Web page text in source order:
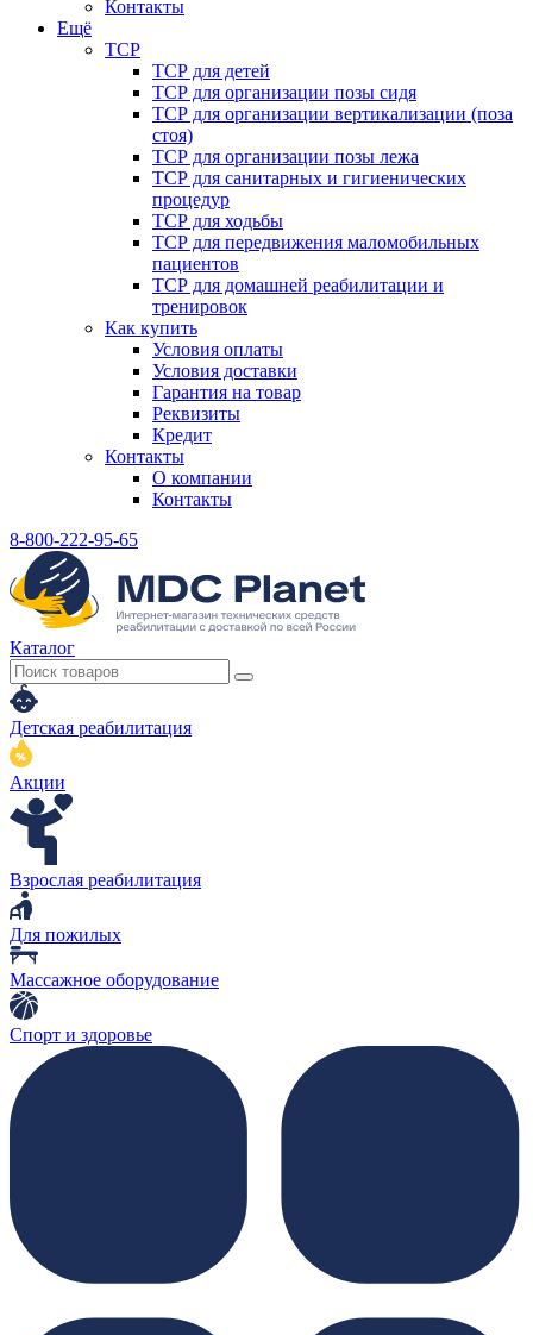
Контакты
Ещё
ТСР
ТСР для детей
ТСР для организации позы сидя
ТСР для организации вертикализации (поза
стоя)
ТСР для организации позы лежа
ТСР для санитарных и гигиенических
процедур
ТСР для ходьбы
ТСР для передвижения маломобильных
пациентов
ТСР для домашней реабилитации и
тренировок
Как купить
Условия оплаты
Условия доставки
Гарантия на товар
Реквизиты
Кредит
Контакты
О компании
Контакты
8-800-222-95-65
Каталог
Детская реабилитация
Акции
Взрослая реабилитация
Для пожилых
Массажное оборудование
Спорт и здоровье